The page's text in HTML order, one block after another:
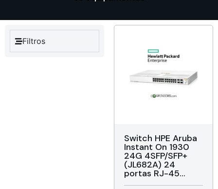
Filtros
Switch HPE Aruba
Instant On 1930
24G 4SFP/SFP+
(JL682A) 24
portas RJ-45
10/100/1000, 4